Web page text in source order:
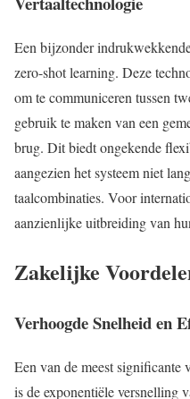
Een bijzonder
zero-shot learning. Deze
om te communiceren tussen
gebruik te maken van een
brug. Dit biedt ongekende
aangezien het systeem niet
taalcombinaties. Voor
aanzienlijke uitbreiding van
Zakelijke
Verhoogde Snelheid en
Een van de meest significante
is de exponentiële versnelling